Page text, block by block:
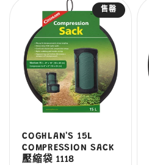
售罄
COGHLAN'S 15L
COMPRESSION SACK
壓縮袋 1118